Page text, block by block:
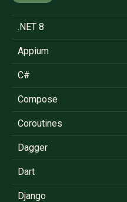
.NET 8
Appium
C#
Compose
Coroutines
Dagger
Dart
Django